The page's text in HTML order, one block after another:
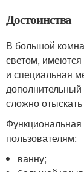
Достоинства
В большой
светом,
и специальная
дополнительный
сложно
пользователям:
ванну;